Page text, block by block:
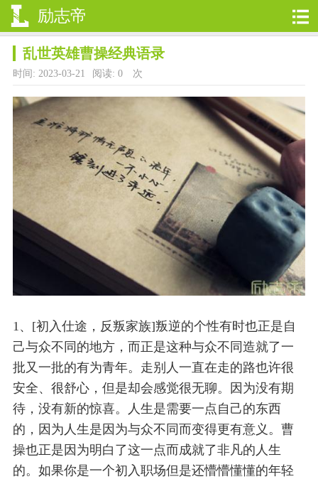
励志帝
乱世英雄曹操经典语录
时间: 2023-03-21 阅读: 0 次
1、[初入仕途，反叛家族]叛逆的个性有时也正是自
己与众不同的地方，而正是这种与众不同造就了一
批又一批的有为青年。走别人一直在走的路也许很
安全、很舒心，但是却会感觉很无聊。因为没有期
待，没有新的惊喜。人生是需要一点自己的东西
的，因为人生是因为与众不同而变得更有意义。曹
操也正是因为明白了这一点而成就了非凡的人生
的。如果你是一个初入职场但是还懵懵懂懂的年轻